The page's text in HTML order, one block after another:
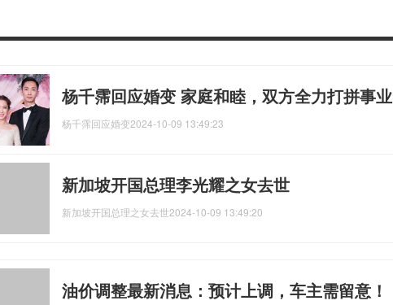
杨千霈回应婚变 家庭和睦，双方全力打拼事业
杨千霈回应婚变2024-10-09 13:49:23
新加坡开国总理李光耀之女去世
新加坡开国总理之女去世2024-10-09 13:49:20
油价调整最新消息：预计上调，车主需留意！